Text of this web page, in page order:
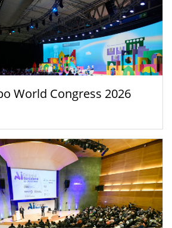
World Congress 2026